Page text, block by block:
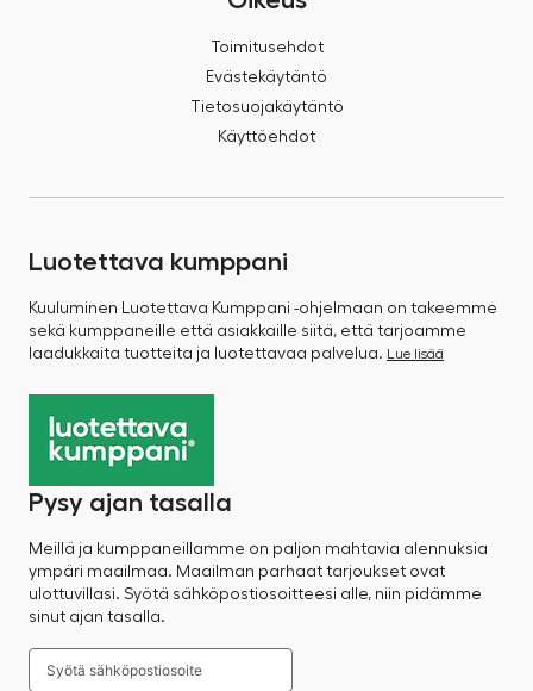
Toimitusehdot
Evästekäytäntö
Tietosuojakäytäntö
Käyttöehdot
Luotettava kumppani
Kuuluminen Luotettava Kumppani -ohjelmaan on takeemme
sekä kumppaneille että asiakkaille siitä, että tarjoamme
laadukkaita tuotteita ja luotettavaa palvelua. Lue lisää
Pysy ajan tasalla
Meillä ja kumppaneillamme on paljon mahtavia alennuksia
ympäri maailmaa. Maailman parhaat tarjoukset ovat
ulottuvillasi. Syötä sähköpostiosoitteesi alle, niin pidämme
sinut ajan tasalla.